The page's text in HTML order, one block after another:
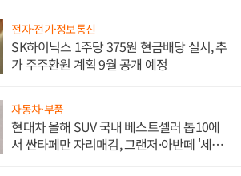
전자·전기·정보통신
SK하이닉스 1주당 375원 현금배당 실시, 추
가 주주환원 계획 9월 공개 예정
자동차·부품
현대차 올해 SUV 국내 베스트셀러 톱10에
서 싼타페만 자리매김, 그랜저·아반떼 '세단